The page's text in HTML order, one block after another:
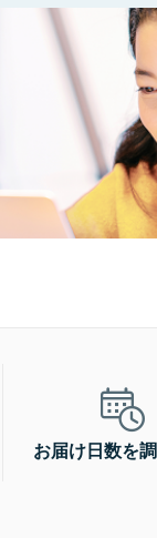
お届け日数を